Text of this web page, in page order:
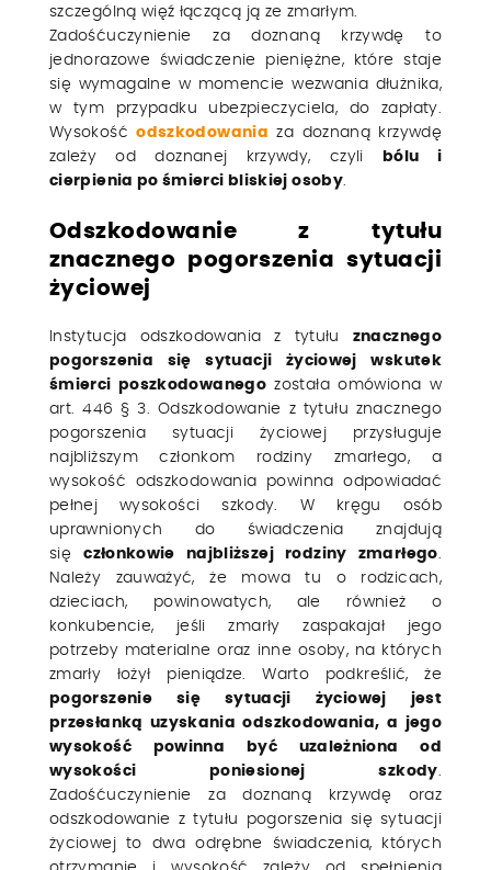
szczególną więź łączącą ją ze zmarłym.
Zadośćuczynienie za doznaną krzywdę to
jednorazowe świadczenie pieniężne, które staje
się wymagalne w momencie wezwania dłużnika,
w tym przypadku ubezpieczyciela, do zapłaty.
Wysokośćodszkodowania za doznaną krzywdę
zależy od doznanej krzywdy, czyli
bólu i
cierpienia po śmierci bliskiej osoby.
Odszkodowanie z tytułu
znacznego pogorszenia sytuacji
życiowej
Instytucja odszkodowania z tytułu znacznego
pogorszenia się sytuacji życiowej wskutek
śmierci poszkodowanegozostała omówiona w
art. 446 § 3. Odszkodowanie z tytułu znacznego
pogorszenia sytuacji życiowej przysługuje
najbliższym członkom rodziny zmarłego, a
wysokość odszkodowania powinna odpowiadać
pełnej wysokości szkody. W kręgu osób
uprawnionych do świadczenia znajdują
sięczłonkowie najbliższej rodziny zmarłego
Należy zauważyć, że mowa tu o rodzicach,
dzieciach, powinowatych, ale również o
konkubencie, jeśli zmarły zaspakajał jego
potrzeby materialne oraz inne osoby, na których
zmarły łożył pieniądze. Warto podkreślić, że
pogorszenie się sytuacji życiowej jest
przesłanką uzyskania odszkodowania, a jego
wysokość powinna być uzależniona od
wysokości poniesionej szkody
Zadośćuczynienie za doznaną krzywdę oraz
odszkodowanie z tytułu pogorszenia się sytuacji
życiowej to dwa odrębne świadczenia, których